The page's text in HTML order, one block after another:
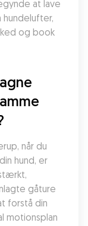
at lave
og book
når du
hund, er
gåture
forstå din
motionsplan